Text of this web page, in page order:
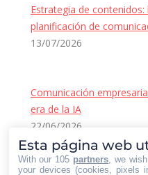
Estrategia de
planificación de
13/07/2026
Comunicación
era de la IA
22/06/2026
Contacto Iberian
Principales vías de
Esta página web
With our 105 partners , we
your devices (cookies, pixels